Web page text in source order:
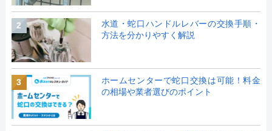
2
水道・蛇口ハンドルレバーの交換手順・
方法を分かりやすく解説
3
ホームセンターで蛇口交換は可能！料金
の相場や業者選びのポイント